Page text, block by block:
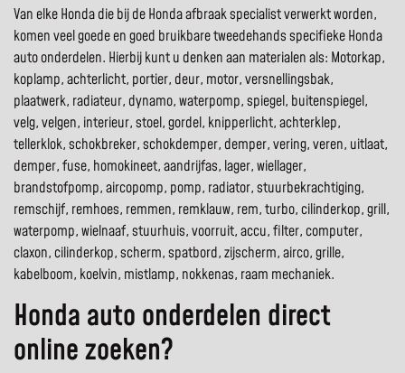
Van elke Honda die bij de Honda afbraak specialist verwerkt worden,
komen veel goede en goed bruikbare tweedehands specifieke Honda
auto onderdelen. Hierbij kunt u denken aan materialen als: Motorkap,
koplamp, achterlicht, portier, deur, motor, versnellingsbak,
plaatwerk, radiateur, dynamo, waterpomp, spiegel, buitenspiegel,
velg, velgen, interieur, stoel, gordel, knipperlicht, achterklep,
tellerklok, schokbreker, schokdemper, demper, vering, veren, uitlaat,
demper, fuse, homokineet, aandrijfas, lager, wiellager,
brandstofpomp, aircopomp, pomp, radiator, stuurbekrachtiging,
remschijf, remhoes, remmen, remklauw, rem, turbo, cilinderkop, grill,
waterpomp, wielnaaf, stuurhuis, voorruit, accu, filter, computer,
claxon, cilinderkop, scherm, spatbord, zijscherm, airco, grille,
kabelboom, koelvin, mistlamp, nokkenas, raam mechaniek.
Honda auto onderdelen direct
online zoeken?